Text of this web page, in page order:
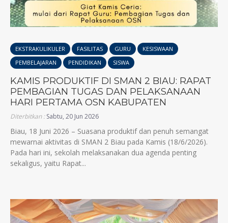
EKSTRAKULIKULER FASILITAS GURU
KESISWAAN
PEMBELAJARAN
PENDIDIKAN SISWA
KAMIS PRODUKTIF DI SMAN 2 BIAU: RAPAT
PEMBAGIAN TUGAS DAN PELAKSANAAN
HARI PERTAMA OSN KABUPATEN
Diterbitkan :Sabtu, 20 Jun 2026
Biau, 18 Juni 2026 – Suasana produktif dan penuh semangat
mewarnai aktivitas di SMAN 2 Biau pada Kamis (18/6/2026).
Pada hari ini, sekolah melaksanakan dua agenda penting
sekaligus, yaitu Rapat...